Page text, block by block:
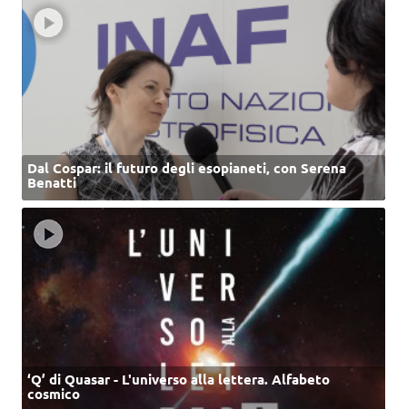
Dal Cospar: il futuro degli esopianeti, con Serena
Benatti
‘Q’ di Quasar - L'universo alla lettera. Alfabeto
cosmico